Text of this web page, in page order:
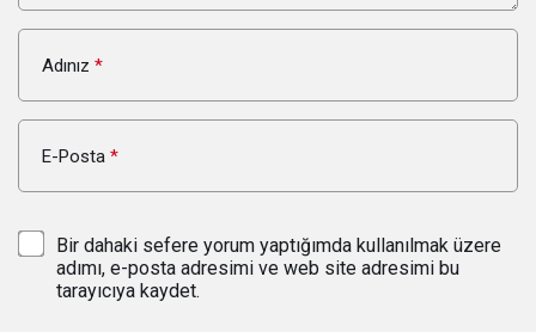
Adınız *
E-Posta *
Bir dahaki sefere yorum yaptığımda kullanılmak üzere
adımı, e-posta adresimi ve web site adresimi bu
tarayıcıya kaydet.